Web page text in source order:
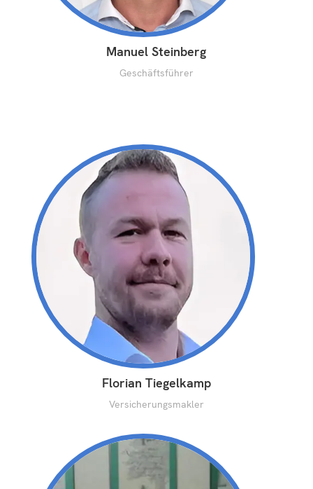
Manuel Steinberg
Geschäftsführer
Florian Tiegelkamp
Versicherungsmakler